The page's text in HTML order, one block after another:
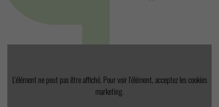
L'élément ne peut pas être affiché. Pour voir l'élément, acceptez les cookies
marketing.